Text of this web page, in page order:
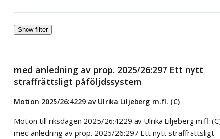
Show filter
med anledning av prop. 2025/26:297 Ett nytt
straffrättsligt påföljdssystem
Motion 2025/26:4229 av Ulrika Liljeberg m.fl. (C)
Motion till riksdagen 2025/26:4229 av Ulrika Liljeberg m.fl.
med anledning av prop. 2025/26:297 Ett nytt straffrättsligt